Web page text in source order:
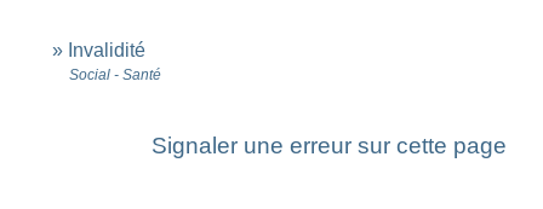
Invalidité
Social - Santé
Signaler une erreur sur cette page